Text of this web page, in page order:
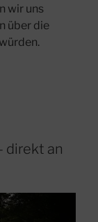
wir uns
über die
direkt an